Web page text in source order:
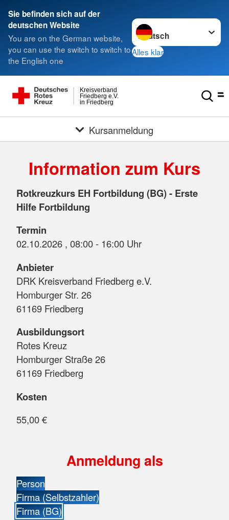
Sie befinden sich auf der
deutschen Website
You are on the German website,
you can use the switch to switch to
the English one
Sprache wechseln zu
Alles klar
in Friedberg
Friedberg e.V.
Kreisverband
Kursanmeldung
Information zum Kurs
Rotkreuzkurs EH Fortbildung (BG) - Erste
Hilfe Fortbildung
Termin
02.10.2026 , 08:00 - 16:00 Uhr
Anbieter
DRK Kreisverband Friedberg e.V.
Homburger Str. 26
61169 Friedberg
Ausbildungsort
Rotes Kreuz
Homburger Straße 26
61169 Friedberg
Kosten
55,00 €
Anmeldung als
Person
Firma (Selbstzahler)
Firma (BG)